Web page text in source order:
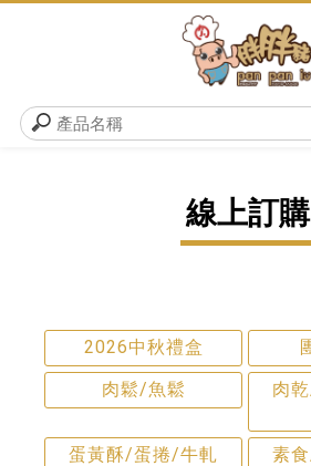
線上訂購
2026中秋禮盒
肉鬆/魚鬆
肉
蛋黃酥/蛋捲/牛軋
素